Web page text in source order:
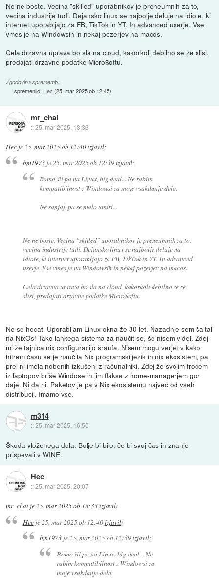
Ne ne boste. Vecina "skilled" uporabnikov je preneumnih za to,
vecina industrije tudi. Dejansko linux se najbolje deluje na idiote, ki
internet uporabljajo za FB, TikTok in YT. In advanced userje. Vse
vmes je na Windowsih in nekaj pozerjev na macos.
Cela drzavna uprava bo sla na cloud, kakorkoli debilno se ze slisi,
predajati drzavne podatke Micro$oftu.
Zgodovina sprememb…
spremenilo: Hec (25. mar 2025 ob 12:45)
mr_chai
::25. mar 2025, 13:33
Hec je25. mar 2025 ob 12:40izjavil:
bm1973je25. mar 2025 ob 12:39izjavil:
Bomo šli pa na Linux, big deal... Ne rabim
kompatibilnost z Windowsi za moje vsakdanje delo.
Ne sanjaj, pa se malo umiri...
Ne ne boste. Vecina "skilled" uporabnikov je preneumnih za to,
vecina industrije tudi. Dejansko linux se najbolje deluje na
idiote, ki internet uporabljajo za FB, TikTok in YT. In advanced
userje. Vse vmes je na Windowsih in nekaj pozerjev na macos.
Cela drzavna uprava bo sla na cloud, kakorkoli debilno se ze
slisi, predajati drzavne podatke Micro$oftu.
Ne se hecat. Uporabljam Linux okna že 30 let. Nazadnje sem šaltal
na NixOs! Tako lahkega sistema za naučit se, še nisem videl. Zdej
mi že tajnica nix configuracijo šraufa. Nisem mogu verjet v kako
hitrem času se je naučila Nix programski jezik in nix ekosistem, pa
prej ni imela nobenih izkušenj z računalniki. Zdej že svojim frocem
iz laptopov briše Windose in jim flakse z home-managerjem gor
daje. Ni da ni. Paketov je pa v Nix ekosistemu največ od vseh
distribucij. Imamo vse.
m314
::25. mar 2025, 16:50
Škoda vloženega dela. Bolje bi bilo, če bi svoj čas in znanje
prispevali v WINE.
Hec
::25. mar 2025, 20:07
mr_chai je25. mar 2025 ob 13:33izjavil:
Hecje 25. mar 2025 ob 12:40izjavil:
bm1973 je25. mar 2025 ob 12:39izjavil:
Bomo šli pa na Linux, big deal... Ne
rabim kompatibilnost z Windowsi za
moje vsakdanje delo.